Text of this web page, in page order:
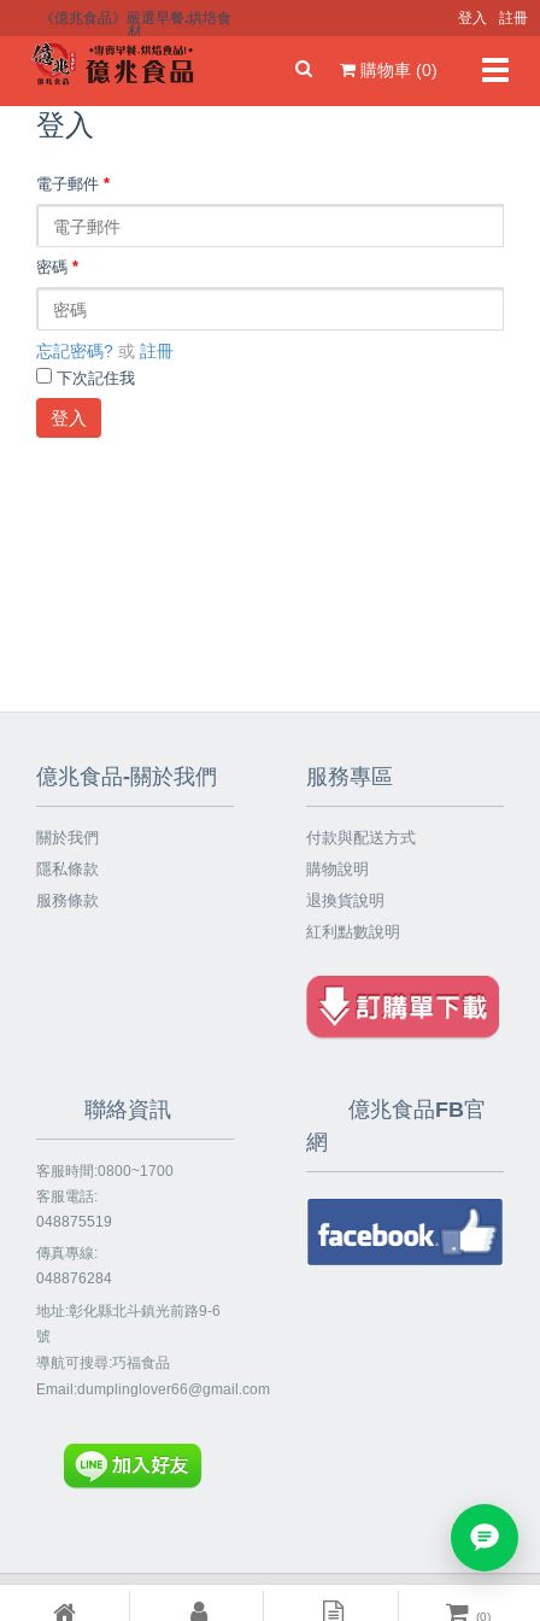
《億兆食品》嚴選早餐.烘培食
材
登入 註冊
購物車 (0)
登入
電子郵件 *
密碼 *
忘記密碼? 或 註冊
下次記住我
登入
億兆食品-關於我們
關於我們
隱私條款
服務條款
服務專區
付款與配送方式
購物說明
退換貨說明
紅利點數說明
聯絡資訊
客服時間:0800~1700
客服電話:
048875519
傳真專線:
048876284
地址:彰化縣北斗鎮光前路9-6
號
導航可搜尋:巧福食品
Email:dumplinglover66@gmail.com
億兆食品FB官
網
Powered By
(0)